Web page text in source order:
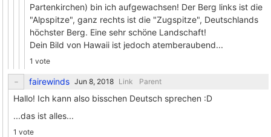
Partenkirchen) bin ich aufgewachsen! Der Berg links ist die
"Alpspitze", ganz rechts ist die "Zugspitze", Deutschlands
höchster Berg. Eine sehr schöne Landschaft!
Dein Bild von Hawaii ist jedoch atemberaubend...
1 vote
fairewinds Link Parent
Hallo! Ich kann also bisschen Deutsch sprechen :D
...das ist alles...
1 vote